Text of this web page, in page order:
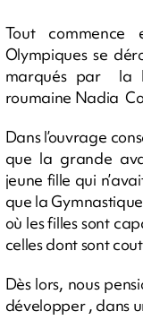
Tout commence
Olympiques se
marqués par la
roumaine Nadia
Dans l’ouvrage
que la grande
jeune fille qui
que la
où les filles sont
celles dont sont
Dès lors, nous
développer , dans